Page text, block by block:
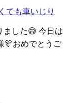
ても車いじり
ました😅 今日は
🎊おめでとうご